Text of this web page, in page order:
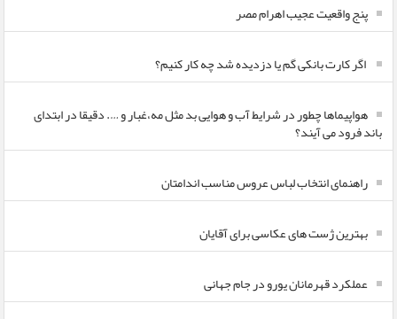
پنج واقعیت عجیب اهرام مصر
اگر کارت بانکی گم یا دزدیده شد چه کار کنیم؟
هواپیماها چطور در شرایط آب و هوایی بد مثل مه،غبار و …. دقیقا در ابتدای
باند فرود می آیند؟
راهنمای انتخاب لباس عروس مناسب اندامتان
بهترین ژست های عکاسی برای آقایان
عملکرد قهرمانان یورو در جام جهانی